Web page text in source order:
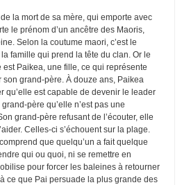
la mort de sa mère, qui emporte avec
le prénom d’un ancêtre des Maoris,
Selon la coutume maori, c’est le
famille qui prend la tête du clan. Or le
Paikea, une fille, ce qui représente
grand-père. À douze ans, Paikea
qu’elle est capable de devenir le leader
père qu’elle n’est pas une
grand-père refusant de l’écouter, elle
Celles-ci s’échouent sur la plage.
que quelqu’un a fait quelque
qui ou quoi, ni se remettre en
pour forcer les baleines à retourner
ce que Pai persuade la plus grande des